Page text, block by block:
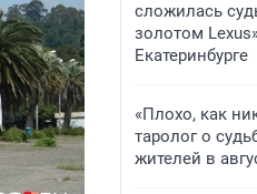
сложилась
золотом
Екатеринбурге
«Плохо, как
таролог о
жителей в